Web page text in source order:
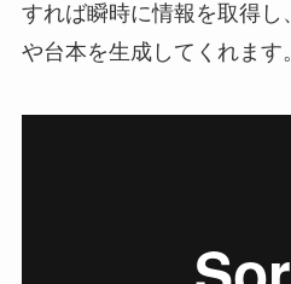
すれば瞬時に情報を取得
や台本を生成してくれます。